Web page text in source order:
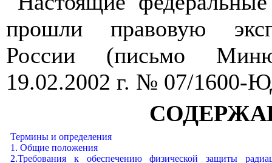
прошли правовую
России (письмо
19.02.2002 г. № 07/1600-
Термины и определения
1. Общие положения
2.Требования к обеспечению физической защиты